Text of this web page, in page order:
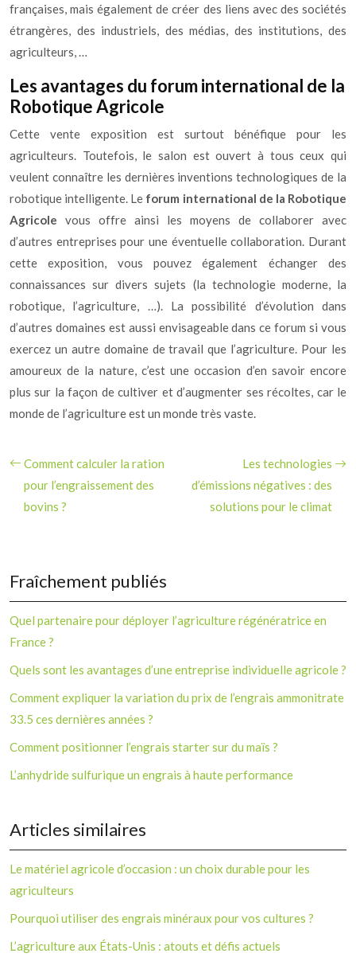
françaises, mais également de créer des liens avec des sociétés
étrangères, des industriels, des médias, des institutions, des
agriculteurs, …
Les avantages du forum international de la
Robotique Agricole
Cette vente exposition est surtout bénéfique pour les
agriculteurs. Toutefois, le salon est ouvert à tous ceux qui
veulent connaître les dernières inventions technologiques de la
robotique intelligente. Le forum international de la Robotique
Agricole vous offre ainsi les moyens de collaborer avec
d’autres entreprises pour une éventuelle collaboration. Durant
cette exposition, vous pouvez également échanger des
connaissances sur divers sujets (la technologie moderne, la
robotique, l’agriculture, …). La possibilité d’évolution dans
d’autres domaines est aussi envisageable dans ce forum si vous
exercez un autre domaine de travail que l’agriculture. Pour les
amoureux de la nature, c’est une occasion d’en savoir encore
plus sur la façon de cultiver et d’augmenter ses récoltes, car le
monde de l’agriculture est un monde très vaste.
Comment calculer la ration
pour l’engraissement des
bovins ?
Les technologies
d’émissions négatives : des
solutions pour le climat
Fraîchement publiés
Quel partenaire pour déployer l’agriculture régénératrice en
France ?
Quels sont les avantages d’une entreprise individuelle agricole ?
Comment expliquer la variation du prix de l’engrais ammonitrate
33.5 ces dernières années ?
Comment positionner l’engrais starter sur du maïs ?
L’anhydride sulfurique un engrais à haute performance
Articles similaires
Le matériel agricole d’occasion : un choix durable pour les
agriculteurs
Pourquoi utiliser des engrais minéraux pour vos cultures ?
L’agriculture aux États-Unis : atouts et défis actuels